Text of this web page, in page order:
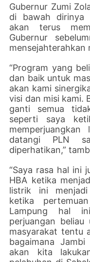
Gubernur Zumi
di bawah dirinya
akan terus
Gubernur
mensejahterahkan
“Program yang
dan baik untuk
akan kami
visi dan misi kami.
ganti semua
seperti saya
datangi PLN
diperhatikan,”
“Saya rasa hal ini
HBA ketika
listrik ini menjadi
ketika
Lampung hal
perjuangan beliau
masyarakat tentu
bagaimana
akan kita